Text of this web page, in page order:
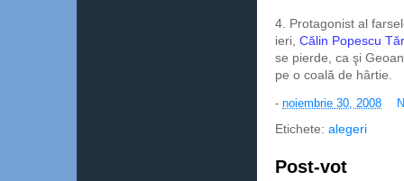
4. Protagonist al
ieri, Călin Popescu
se pierde, ca şi
pe o coală de hârtie.
- noiembrie 30, 2008
Etichete: alegeri
Post-vot